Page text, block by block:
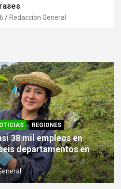
Redaccion General
REGIONES
38 mil empleos en
departamentos en